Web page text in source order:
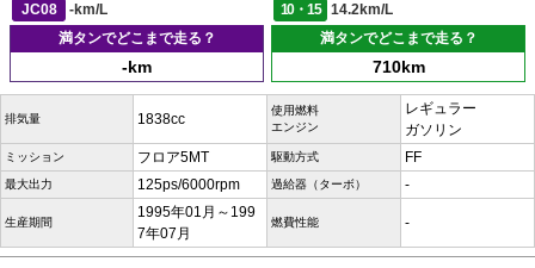
JC08
-km/L 10・15
14.2km/L
満タンでどこまで走る？
-km
満タンでどこまで走る？
710km
排気量 1838cc
使用燃料
エンジン
レギュラー
ガソリン
ミッション フロア5MT 駆動方式 FF
最大出力 125ps/6000rpm 過給器（ターボ） -
生産期間
1995年01月～199
7年07月
燃費性能 -